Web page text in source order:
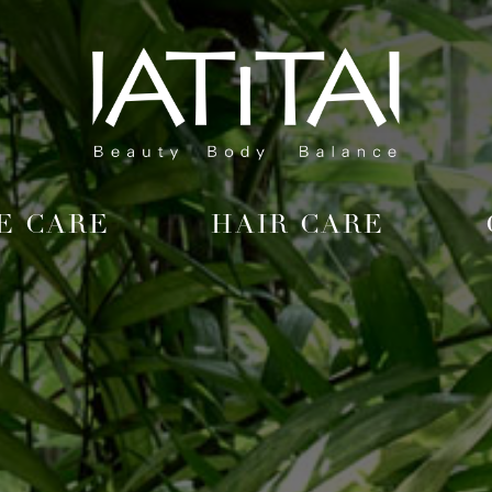
Skip
to
content
CARE HAIR CARE